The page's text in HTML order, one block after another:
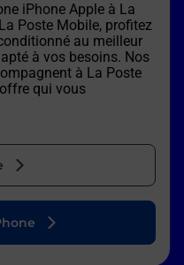
iPhone Apple à La
Poste Mobile, profitez
au meilleur
à vos besoins. Nos
à La Poste
qui vous